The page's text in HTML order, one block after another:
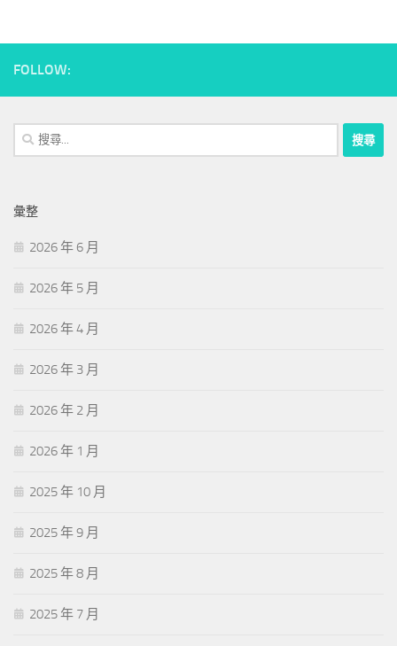
FOLLOW:
搜
尋
字:
彙整
2026 年 6 月
2026 年 5 月
2026 年 4 月
2026 年 3 月
2026 年 2 月
2026 年 1 月
2025 年 10 月
2025 年 9 月
2025 年 8 月
2025 年 7 月